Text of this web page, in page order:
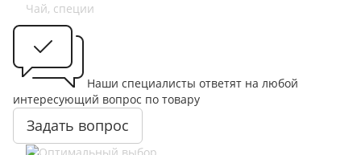
Чай, специи
Наши специалисты ответят на любой
интересующий вопрос по товару
Задать вопрос